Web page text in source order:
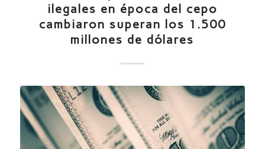
ilegales en época del cepo
cambiaron superan los 1.500
millones de dólares